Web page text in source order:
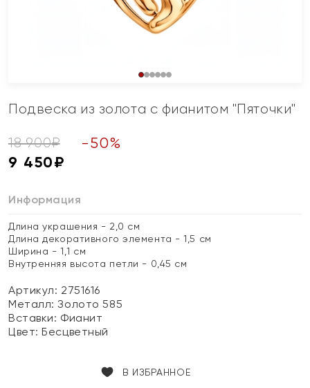
Подвеска из золота с фианитом "Пяточки"
18 900₽ -50%
9 450₽
Информация
Длина украшения - 2,0 см
Длина декоративного элемента - 1,5 см
Ширина - 1,1 см
Внутренняя высота петли - 0,45 см
Артикул: 2751616
Металл:Золото 585
Вставки: Фианит
Цвет:Бесцветный
В ИЗБРАННОЕ